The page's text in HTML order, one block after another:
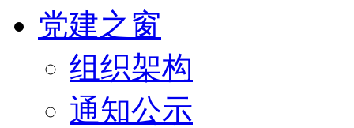
党建之窗
组织架构
通知公示